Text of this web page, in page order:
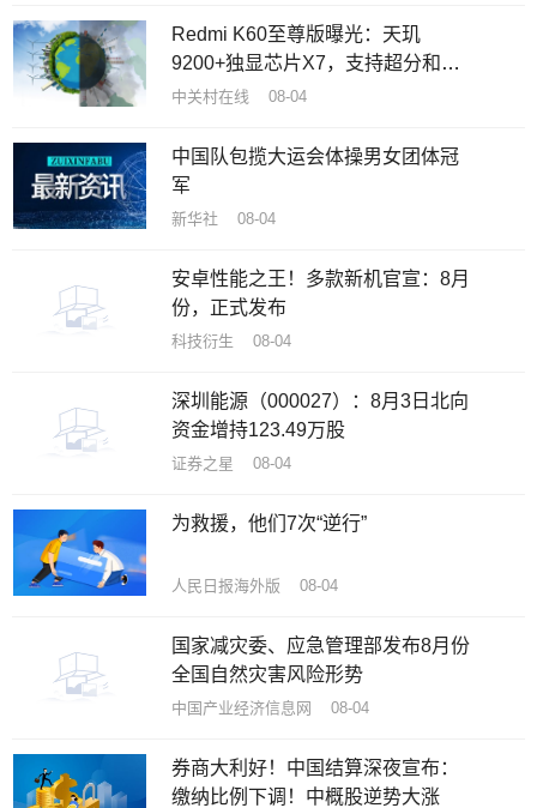
Redmi K60至尊版曝光：天玑
9200+独显芯片X7，支持超分和超
帧满血并发
中关村在线 08-04
中国队包揽大运会体操男女团体冠
军
新华社 08-04
安卓性能之王！多款新机官宣：8月
份，正式发布
科技衍生 08-04
深圳能源（000027）：8月3日北向
资金增持123.49万股
证券之星 08-04
为救援，他们7次“逆行”
人民日报海外版 08-04
国家减灾委、应急管理部发布8月份
全国自然灾害风险形势
中国产业经济信息网 08-04
券商大利好！中国结算深夜宣布：
缴纳比例下调！中概股逆势大涨